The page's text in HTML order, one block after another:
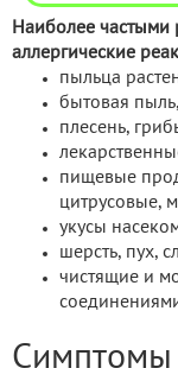
Наиболее частыми
аллергические
пыльца
бытовая
плесень,
пищевые
цитрусовые,
укусы
шерсть, пух,
чистящие и
Симптомы